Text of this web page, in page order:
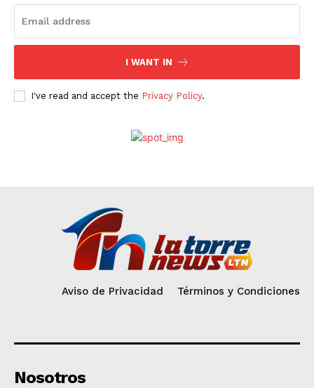
I WANT IN
I've read and accept the Privacy Policy.
Aviso de Privacidad Términos y Condiciones
Nosotros